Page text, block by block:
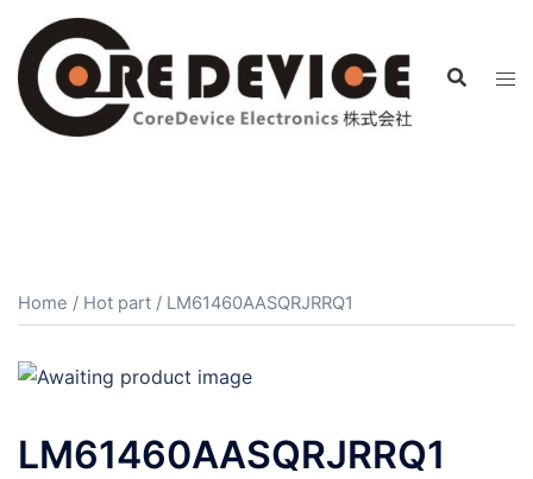
Home / Hot part / LM61460AASQRJRRQ1
LM61460AASQRJRRQ1